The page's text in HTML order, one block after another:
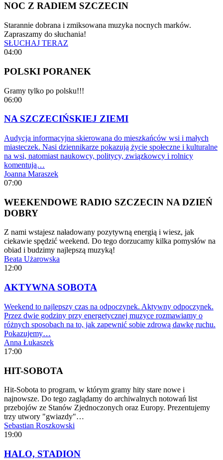
NOC Z RADIEM SZCZECIN
Starannie dobrana i zmiksowana muzyka nocnych marków.
Zapraszamy do słuchania!
SŁUCHAJ TERAZ
04:00
POLSKI PORANEK
Gramy tylko po polsku!!!
06:00
NA SZCZECIŃSKIEJ ZIEMI
Audycja informacyjna skierowana do mieszkańców wsi i małych
miasteczek. Nasi dziennikarze pokazują życie społeczne i kulturalne
na wsi, natomiast naukowcy, politycy, związkowcy i rolnicy
komentują…
Joanna Maraszek
07:00
WEEKENDOWE RADIO SZCZECIN NA DZIEŃ
DOBRY
Z nami wstajesz naładowany pozytywną energią i wiesz, jak
ciekawie spędzić weekend. Do tego dorzucamy kilka pomysłów na
obiad i budzimy najlepszą muzyką!
Beata Użarowska
12:00
AKTYWNA SOBOTA
Weekend to najlepszy czas na odpoczynek. Aktywny odpoczynek.
Przez dwie godziny przy energetycznej muzyce rozmawiamy o
różnych sposobach na to, jak zapewnić sobie zdrową dawkę ruchu.
Pokazujemy…
Anna Łukaszek
17:00
HIT-SOBOTA
Hit-Sobota to program, w którym gramy hity stare nowe i
najnowsze. Do tego zaglądamy do archiwalnych notowań list
przebojów ze Stanów Zjednoczonych oraz Europy. Prezentujemy
trzy utwory "gwiazdy"…
Sebastian Roszkowski
19:00
HALO, STADION